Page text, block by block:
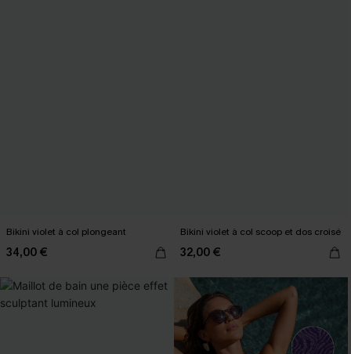
Bikini violet à col plongeant
34,00 €
Bikini violet à col scoop et dos croisé
32,00 €